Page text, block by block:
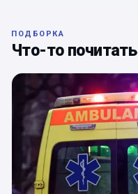
ПОДБОРКА
Что-то почитать